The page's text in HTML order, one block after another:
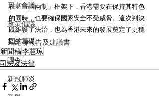
圓桌會議
政策倡議
民建聯報告及建議書
調查
新冠肺炎
在「一國兩制」框架下，香港需要在保持其特色
的同時，也要確保國家安全不受威脅。這次判決
既維護了法治，也為香港未來的發展奠定了更穩
固的基礎。
新聞稿李慧琼
司法及法律